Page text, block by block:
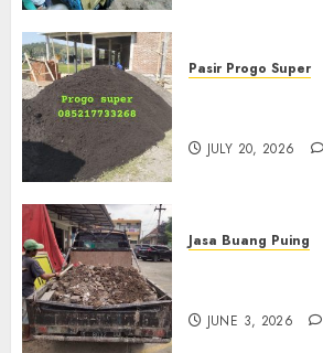
Pasir Progo Super
JULY 20, 2026
Jasa Buang Puing
JUNE 3, 2026